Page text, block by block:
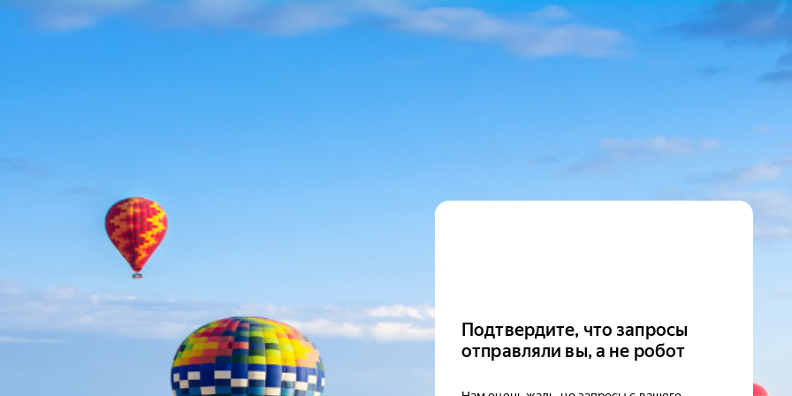
Подтвердите, что запросы
отправляли вы, а не робот